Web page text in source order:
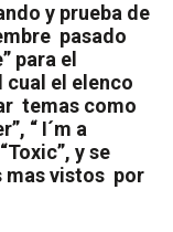
y prueba de
pasado
para el
cual el elenco
temas como
“ I´m a
y se
mas vistos por